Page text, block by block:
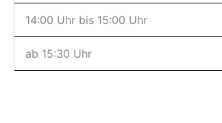
14:00 Uhr bis 15:00 Uhr
ab 15:30 Uhr